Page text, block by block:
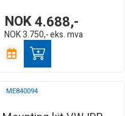
NOK4.688,-
NOK3.750,-eks. mva
ME840094